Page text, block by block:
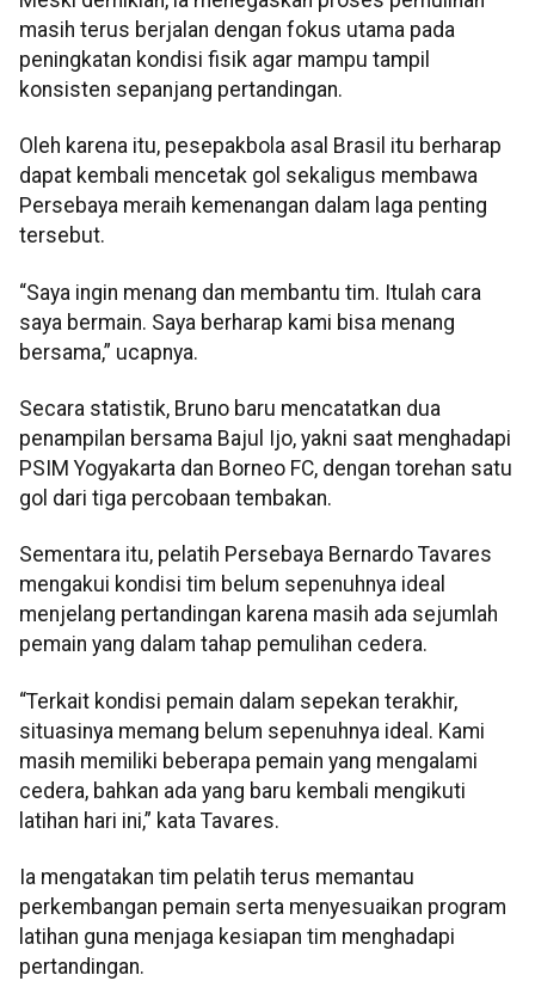
masih terus berjalan dengan fokus utama pada
peningkatan kondisi fisik agar mampu tampil
konsisten sepanjang pertandingan.
Oleh karena itu, pesepakbola asal Brasil itu berharap
dapat kembali mencetak gol sekaligus membawa
Persebaya meraih kemenangan dalam laga penting
tersebut.
“Saya ingin menang dan membantu tim. Itulah cara
saya bermain. Saya berharap kami bisa menang
bersama,” ucapnya.
Secara statistik, Bruno baru mencatatkan dua
penampilan bersama Bajul Ijo, yakni saat menghadapi
PSIM Yogyakarta dan Borneo FC, dengan torehan satu
gol dari tiga percobaan tembakan.
Sementara itu, pelatih Persebaya Bernardo Tavares
mengakui kondisi tim belum sepenuhnya ideal
menjelang pertandingan karena masih ada sejumlah
pemain yang dalam tahap pemulihan cedera.
“Terkait kondisi pemain dalam sepekan terakhir,
situasinya memang belum sepenuhnya ideal. Kami
masih memiliki beberapa pemain yang mengalami
cedera, bahkan ada yang baru kembali mengikuti
latihan hari ini,” kata Tavares.
Ia mengatakan tim pelatih terus memantau
perkembangan pemain serta menyesuaikan program
latihan guna menjaga kesiapan tim menghadapi
pertandingan.